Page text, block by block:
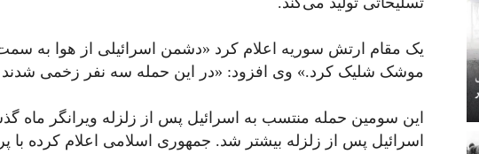
یک مقام ارتش سوریه اعلام کرد «دشمن اسرائیلی از هوا به
موشک شلیک کرد.» وی افزود: «در این حمله سه نفر زخمی شدند
این سومین حمله منتسب به اسرائیل پس از زلزله ویرانگر ماه
اسرائیل پس از زلزله بیشتر شد. جمهوری اسلامی اعلام کرده با